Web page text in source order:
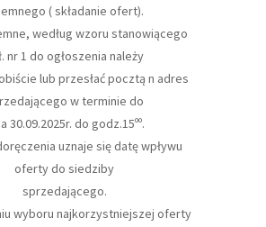
( składanie ofert).
według wzoru stanowiącego
nr 1 do ogłoszenia należy
lub przesłać pocztą n adres
w terminie do
30.09.2025r. do godz.15ºº.
uznaje się datę wpływu
oferty do siedziby
sprzedającego.
wyboru najkorzystniejszej oferty